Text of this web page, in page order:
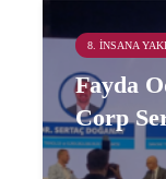
8. İNSANA
Fayda
Corp